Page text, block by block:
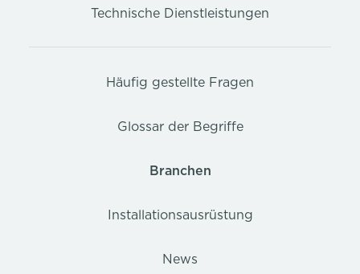
Technische Dienstleistungen
Häufig gestellte Fragen
Glossar der Begriffe
Branchen
Installationsausrüstung
News